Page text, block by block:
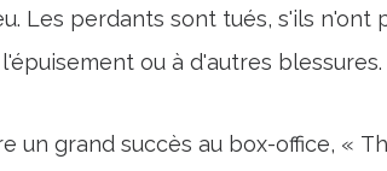
Les perdants sont tués, s'ils n'ont
ou à d'autres blessures.
un grand succès au box-office, «